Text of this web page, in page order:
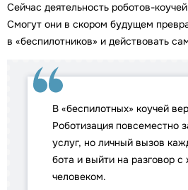
Сейчас деятельность роботов-
Смогут они в скором будущем
в «беспилотников» и действовать
В «беспилотных» коучей
Роботизация повсеместно
услуг, но личный вызов
бота и выйти на разговор
человеком.